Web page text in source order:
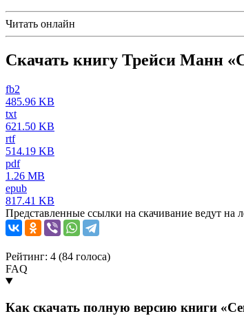
Читать онлайн
Скачать книгу Трейси Манн
fb2
485.96 KB
txt
621.50 KB
rtf
514.19 KB
pdf
1.26 MB
epub
817.41 KB
Представленные ссылки на скачивание ведут на
Рейтинг: 4 (84 голоса)
FAQ
Как скачать полную версию книги